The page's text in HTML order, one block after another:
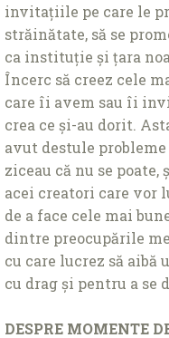
invitaţiile pe care le
străinătate, să se
ca instituţie și ţara
Încerc să creez cele
care îi avem sau îi
crea ce și-au dorit.
avut destule
ziceau că nu se
acei creatori care vor
de a face cele mai
dintre preocupările
cu care lucrez să aibă
cu drag și pentru a se
DESPRE MOMENTE